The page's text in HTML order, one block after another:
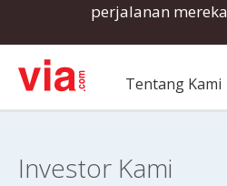
perjalanan mereka
Tentang Kami
Investor Kami